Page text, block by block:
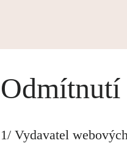
Odmítnutí
1/ Vydavatel